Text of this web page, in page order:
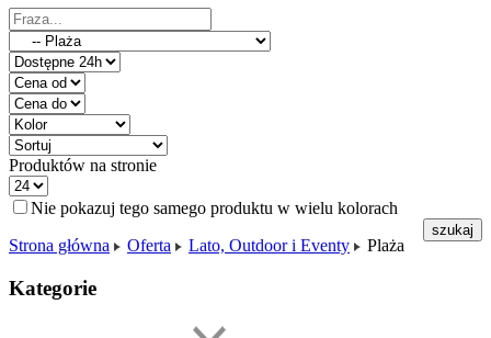
Produktów na stronie
Nie pokazuj tego samego produktu w wielu kolorach
Strona główna
Oferta Lato, Outdoor i Eventy Plaża
Kategorie